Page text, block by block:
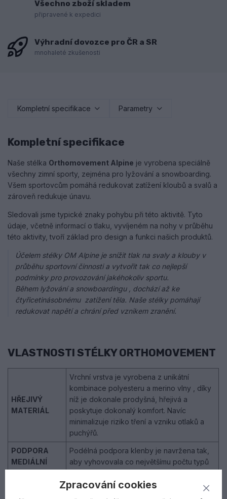
Všechno zboží skladem
připravené k expedici
Výhradní dovozce pro ČR a SR
mnohaleté zkušenosti
Kompletní specifikace Parametry
Kompletní specifikace
Naše stélka Orthomovement Alpine je vyrobena speciálně
všechny zimní sporty, zejména pro lyžování a snowboarding.
Všem sportovcům pomáhá redukovat zatížení kloubů a svalů a
zároveň redukuje únavu.
Sledovali jsme typické znaky pohybu při této aktivitě. Tyto
údaje, včetně informací o tlaku, vyvíjeném na nohy v průběhu
této aktivity, tvoří základ pro design a funkci našich produktů.
Účelem stélky OM Alpine je snížit tlak na svaly a klouby v
průběhu sportovní činnosti a vytvořit tak co nejlepší
podmínky pro provozování jakéhokoliv sportu.
Během lyžování a snowboardingu , dochází až ke
čtyřicetinásobnému zatížení těla. Naše stélky pomáhají
redukovat napětí a chrání před vznikem zranění.
VLASTNOSTI STÉLKY ORTHOMOVEMENT
HŘEJIVÝ
MATERIÁL
Vrchní vrstva je vyrobena z unikátní
kombinace polyesteru a merino vlny , díky
níž je dokonale prodyšná, hřejivá a
poskytuje dokonalý komfort. Navíc
minimalizuje riziko tření a vzniku otlaků a
puchýřů.
PODPORA
MEDIÁLNÍ
Podélná podpora klenby je navržena tak,
aby vyhovovala co největšímu počtu typů
Anatomická pata dokáže rozložit tlak těla,
Zpracování cookies